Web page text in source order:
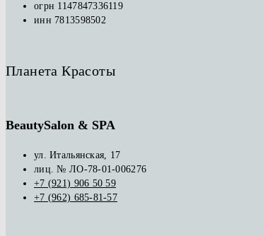
огрн 1147847336119
инн 7813598502
Планета Красоты
BeautySalon & SPA
ул. Итальянская, 17
лиц. № ЛО-78-01-006276
+7 (921) 906 50 59
+7 (962) 685-81-57